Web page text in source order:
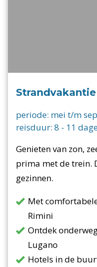
periode: mei t/m
reisduur: 8 - 11
Genieten van zon,
prima met de trein.
gezinnen.
Met
Rimini
Ontdek
Lugano
Hotels in de